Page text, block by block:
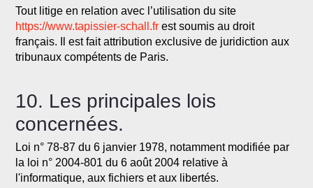
Tout litige en relation avec l’utilisation du site
https://www.tapissier-schall.fr est soumis au droit
français. Il est fait attribution exclusive de juridiction aux
tribunaux compétents de Paris.
10. Les principales lois
concernées.
Loi n° 78-87 du 6 janvier 1978, notamment modifiée par
la loi n° 2004-801 du 6 août 2004 relative à
l'informatique, aux fichiers et aux libertés.